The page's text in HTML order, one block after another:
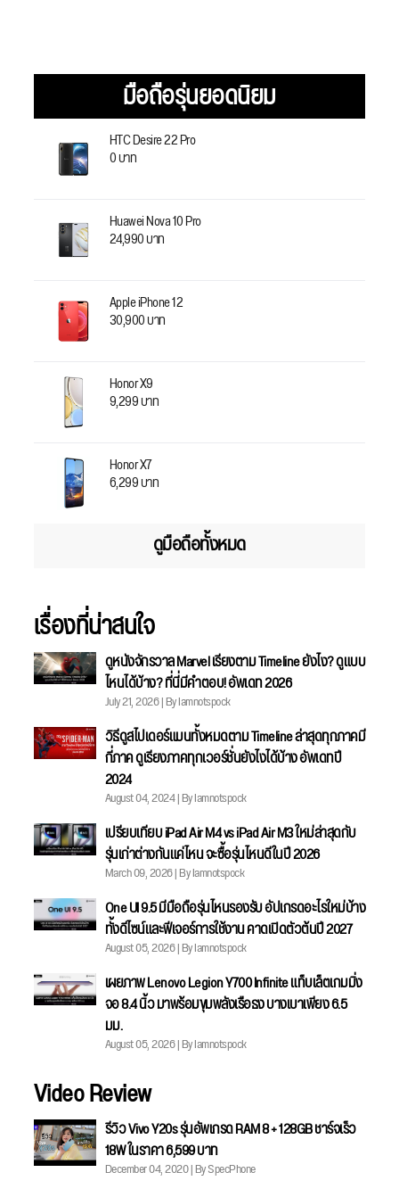
มือถือรุ่นยอดนิยม
HTC Desire 22 Pro
0 บาท
Huawei Nova 10 Pro
24,990 บาท
Apple iPhone 12
30,900 บาท
Honor X9
9,299 บาท
Honor X7
6,299 บาท
ดูมือถือทั้งหมด
เรื่องที่น่าสนใจ
ดูหนังจักรวาล Marvel เรียงตาม Timeline ยังไง? ดูแบบ
ไหนได้บ้าง? ที่นี่มีคำตอบ! อัพเดท 2026
July 21, 2026 | By Iamnotspock
วิธีดูสไปเดอร์แมนทั้งหมดตาม Timeline ล่าสุดทุกภาคมี
กี่ภาค ดูเรียงภาคทุกเวอร์ชั่นยังไงได้บ้าง อัพเดทปี
2024
August 04, 2024 | By Iamnotspock
เปรียบเทียบ iPad Air M4 vs iPad Air M3 ใหม่ล่าสุดกับ
รุ่นเก่าต่างกันแค่ไหน จะซื้อรุ่นไหนดีในปี 2026
March 09, 2026 | By Iamnotspock
One UI 9.5 มีมือถือรุ่นไหนรองรับ อัปเกรดอะไรใหม่บ้าง
ทั้งดีไซน์และฟีเจอร์การใช้งาน คาดเปิดตัวต้นปี 2027
August 05, 2026 | By Iamnotspock
เผยภาพ Lenovo Legion Y700 Infinite แท็บเล็ตเกมมิ่ง
จอ 8.4 นิ้ว มาพร้อมขุมพลังเรือธง บางเบาเพียง 6.5
มม.
August 05, 2026 | By Iamnotspock
Video Review
รีวิว Vivo Y20s รุ่นอัพเกรด RAM 8 + 128GB ชาร์จเร็ว
18W ในราคา 6,599 บาท
December 04, 2020 | By SpecPhone